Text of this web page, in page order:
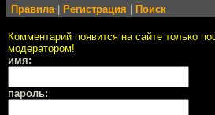
Правила | Регистрация | Поиск
Комментарий появится на сайте только
модератором!
имя:
пароль: